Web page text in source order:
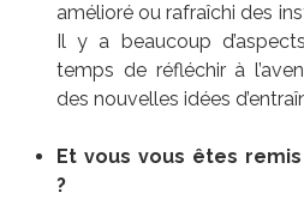
amélioré ou rafraîchi des
Il y a beaucoup
temps de réfléchir à
des nouvelles idées
Et vous vous êtes
?